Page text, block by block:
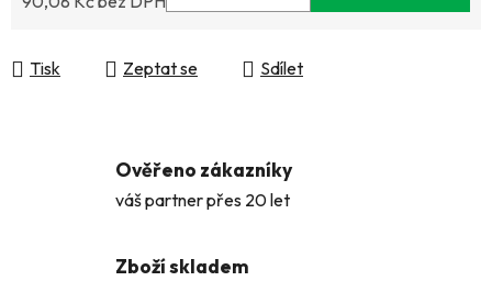
Tisk Zeptat se Sdílet
Ověřeno zákazníky
váš partner přes 20 let
Zboží skladem